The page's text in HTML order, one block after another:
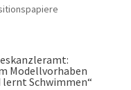
Modellvorhaben
lernt Schwimmen“